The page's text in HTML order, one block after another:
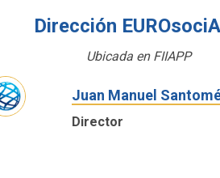
Dirección
Ubicada en FIIAPP
Juan Manuel
Director